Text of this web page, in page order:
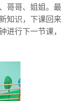
哥哥、姐姐。最
知识，下课回来
进行下一节课，